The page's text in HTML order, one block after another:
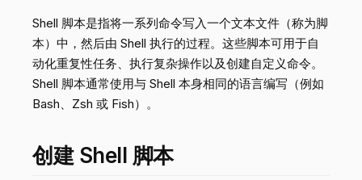
Shell 脚本是指将一系列命令写入一个文本文件（称为脚
本）中，然后由 Shell 执行的过程。这些脚本可用于自
动化重复性任务、执行复杂操作以及创建自定义命令。
Shell 脚本通常使用与 Shell 本身相同的语言编写（例如
Bash、Zsh 或 Fish）。
创建 Shell 脚本